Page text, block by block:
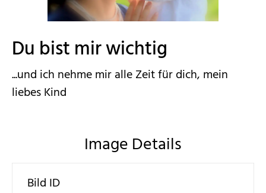
Du bist mir wichtig
...und ich nehme mir alle Zeit für dich, mein
liebes Kind
Image Details
Bild ID